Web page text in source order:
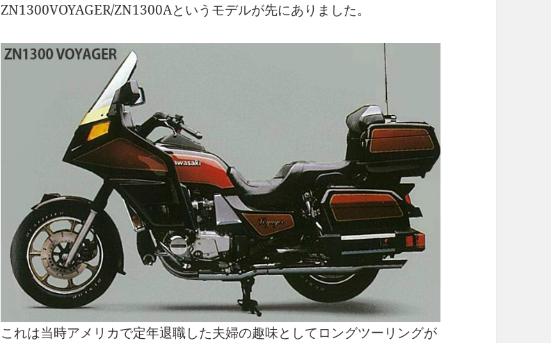
ZN1300VOYAGER/ZN1300Aというモデルが先にありました。
これは当時アメリカで定年退職した夫婦の趣味としてロングツーリングが